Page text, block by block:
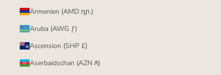
Armenien (AMD դր.)
Aruba (AWG ƒ)
Ascension (SHP £)
Aserbaidschan (AZN ₼)